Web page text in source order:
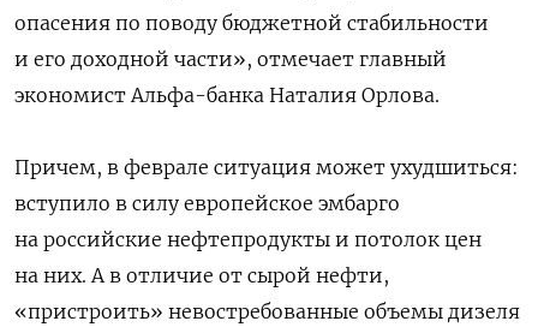
опасения по поводу бюджетной стабильности
и его доходной части», отмечает главный
экономист Альфа-банка Наталия Орлова.
Причем, в феврале ситуация может ухудшиться:
вступило в силу европейское эмбарго
на российские нефтепродукты и потолок цен
на них. А в отличие от сырой нефти,
«пристроить» невостребованные объемы дизеля